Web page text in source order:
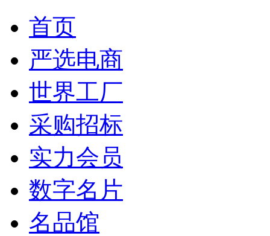
首页
严选电商
世界工厂
采购招标
实力会员
数字名片
名品馆